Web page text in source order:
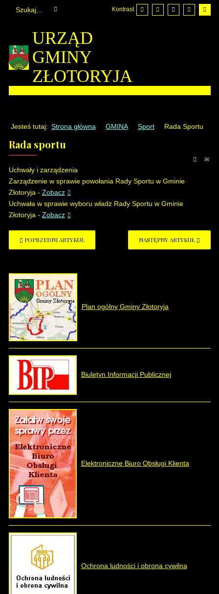
Kontrast
URZĄD
GMINY
ZŁOTORYJA
Jesteś tutaj: Strona główna GMINA Sport Rada Sportu
Rada sportu
Uchwały i zarządzenia
Zarządzenie w sprawie powołania Rady Sportu w Gminie
Złotoryja - Zobacz
Uchwała w sprawie wyboru władz Rady Sportu w Gminie
Złotoryja - Zobacz
POPRZEDNI ARTYKUŁ NASTĘPNY ARTYKUŁ
Plan ogólny Gminy Złotoryja
Biuletyn Informacji Publicznej
Elektroniczne Biuro Obsługi Klienta
Ochrona ludności i obrona cywilna